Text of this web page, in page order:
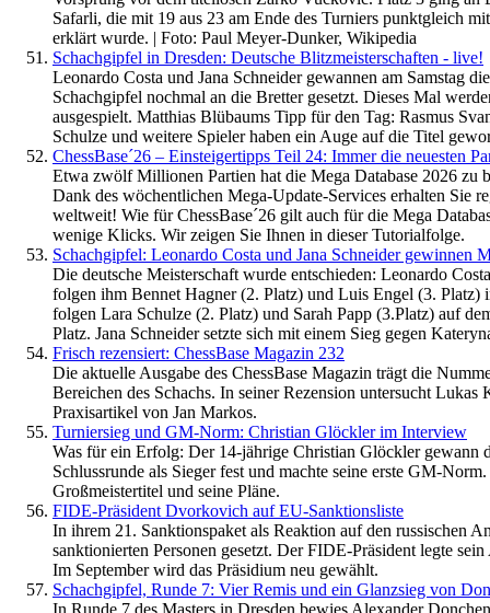
Safarli, die mit 19 aus 23 am Ende des Turniers punktgleich
erklärt wurde. | Foto: Paul Meyer-Dunker, Wikipedia
Schachgipfel in Dresden: Deutsche Blitzmeisterschaften - live!
Leonardo Costa und Jana Schneider gewannen am Samstag
Schachgipfel nochmal an die Bretter gesetzt. Dieses Mal
ausgespielt. Matthias Blübaums Tipp für den Tag: Rasmus
Schulze und weitere Spieler haben ein Auge auf die Titel
ChessBase´26 – Einsteigertipps Teil 24: Immer die neuesten
Etwa zwölf Millionen Partien hat die Mega Database 2026 zu
Dank des wöchentlichen Mega-Update-Services erhalten Sie
weltweit! Wie für ChessBase´26 gilt auch für die Mega
wenige Klicks. Wir zeigen Sie Ihnen in dieser Tutorialfolge.
Schachgipfel: Leonardo Costa und Jana Schneider gewinnen
Die deutsche Meisterschaft wurde entschieden: Leonardo
folgen ihm Bennet Hagner (2. Platz) und Luis Engel (3. Platz)
folgen Lara Schulze (2. Platz) und Sarah Papp (3.Platz) auf
Platz. Jana Schneider setzte sich mit einem Sieg gegen
Frisch rezensiert: ChessBase Magazin 232
Die aktuelle Ausgabe des ChessBase Magazin trägt die
Bereichen des Schachs. In seiner Rezension untersucht
Praxisartikel von Jan Markos.
Turniersieg und GM-Norm: Christian Glöckler im Interview
Was für ein Erfolg: Der 14-jährige Christian Glöckler gewann
Schlussrunde als Sieger fest und machte seine erste GM-
Großmeistertitel und seine Pläne.
FIDE-Präsident Dvorkovich auf EU-Sanktionsliste
In ihrem 21. Sanktionspaket als Reaktion auf den
sanktionierten Personen gesetzt. Der FIDE-Präsident legte
Im September wird das Präsidium neu gewählt.
Schachgipfel, Runde 7: Vier Remis und ein Glanzsieg von
In Runde 7 des Masters in Dresden bewies Alexander